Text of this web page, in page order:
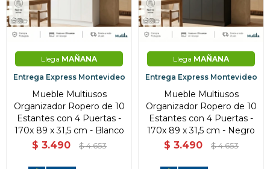
Llega MAÑANA
Entrega Express Montevideo
Mueble Multiusos
Organizador Ropero de 10
Estantes con 4 Puertas -
170x 89 x 31,5 cm - Blanco
$ 3.490 $ 4.653
Llega MAÑANA
Entrega Express Montevideo
Mueble Multiusos
Organizador Ropero de 10
Estantes con 4 Puertas -
170x 89 x 31,5 cm - Negro
$ 3.490 $ 4.653